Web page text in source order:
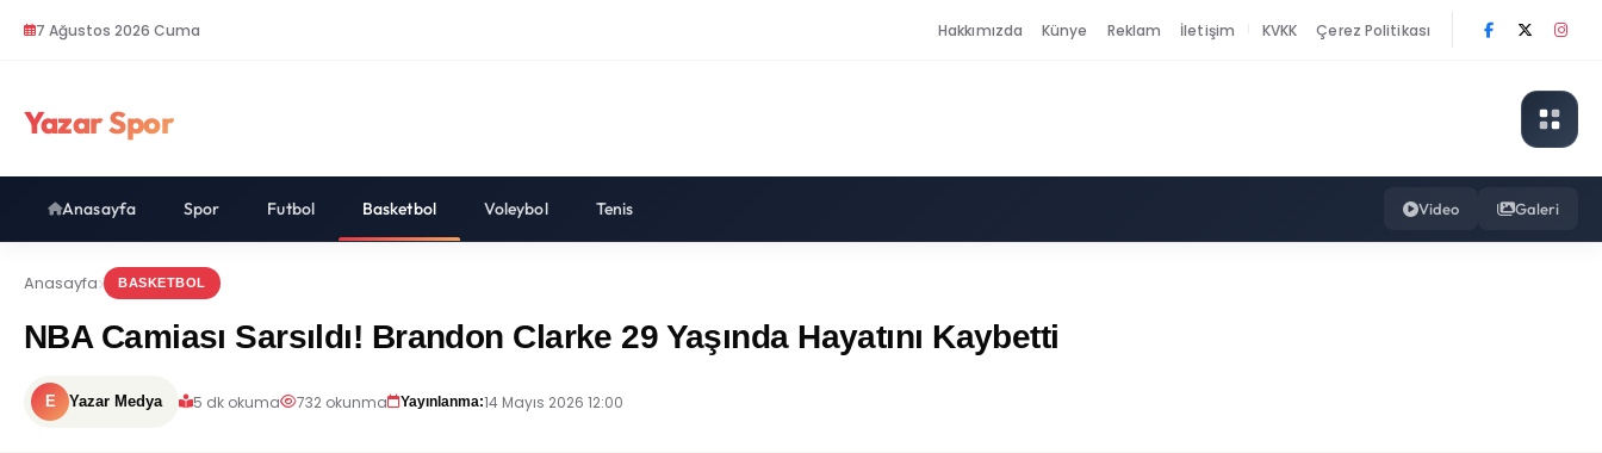
7 Ağustos 2026 Cuma Hakkımızda Künye Reklam İletişim KVKK Çerez Politikası
Yazar Spor
Anasayfa Spor Futbol Basketbol Voleybol Tenis Video Galeri
Anasayfa BASKETBOL
NBA Camiası Sarsıldı! Brandon Clarke 29 Yaşında Hayatını Kaybetti
E Yazar Medya 5 dk okuma 732 okunma Yayınlanma:14 Mayıs 2026 12:00